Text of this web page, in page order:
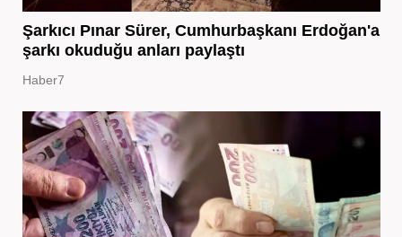
Şarkıcı Pınar Sürer, Cumhurbaşkanı Erdoğan'a
şarkı okuduğu anları paylaştı
Haber7